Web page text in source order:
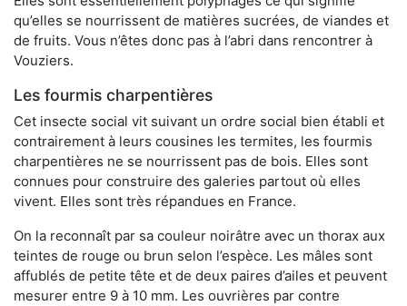
qu’elles se nourrissent de matières sucrées, de viandes et
de fruits. Vous n’êtes donc pas à l’abri dans rencontrer à
Vouziers.
Les fourmis charpentières
Cet insecte social vit suivant un ordre social bien établi et
contrairement à leurs cousines les termites, les fourmis
charpentières ne se nourrissent pas de bois. Elles sont
connues pour construire des galeries partout où elles
vivent. Elles sont très répandues en France.
On la reconnaît par sa couleur noirâtre avec un thorax aux
teintes de rouge ou brun selon l’espèce. Les mâles sont
affublés de petite tête et de deux paires d’ailes et peuvent
mesurer entre 9 à 10 mm. Les ouvrières par contre